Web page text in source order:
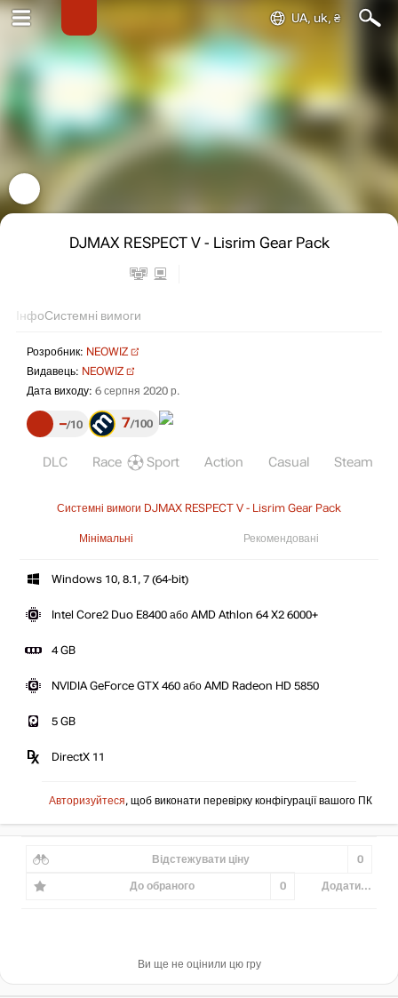
UA, uk, ₴
DJMAX RESPECT V - Lisrim Gear Pack
ІнфоСистемні вимоги
Розробник: NEOWIZ
Видавець: NEOWIZ
Дата виходу: 6 серпня 2020 р.
– 10 7 100
DLC Race Sport Action Casual Steam
Системні вимоги DJMAX RESPECT V - Lisrim Gear Pack
Мінімальні Рекомендовані
Windows 10, 8.1, 7 (64-bit)
Intel Core2 Duo E8400 або AMD Athlon 64 X2 6000+
4 GB
NVIDIA GeForce GTX 460 або AMD Radeon HD 5850
5 GB
DirectX 11
Авторизуйтеся, щоб виконати перевірку конфігурації вашого ПК
Відстежувати ціну 0
До обраного 0 Додати...
Ви ще не оцінили цю гру